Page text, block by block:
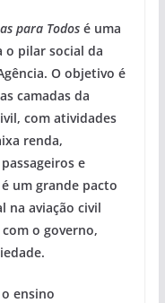
para Todosé uma
o pilar social da
O objetivo é
camadas da
com atividades
renda,
e
um grande pacto
na aviação civil
o governo,
ensino